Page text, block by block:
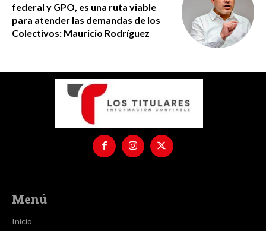
federal y GPO, es una ruta viable
para atender las demandas de los
Colectivos: Mauricio Rodríguez
Menú
Inicio